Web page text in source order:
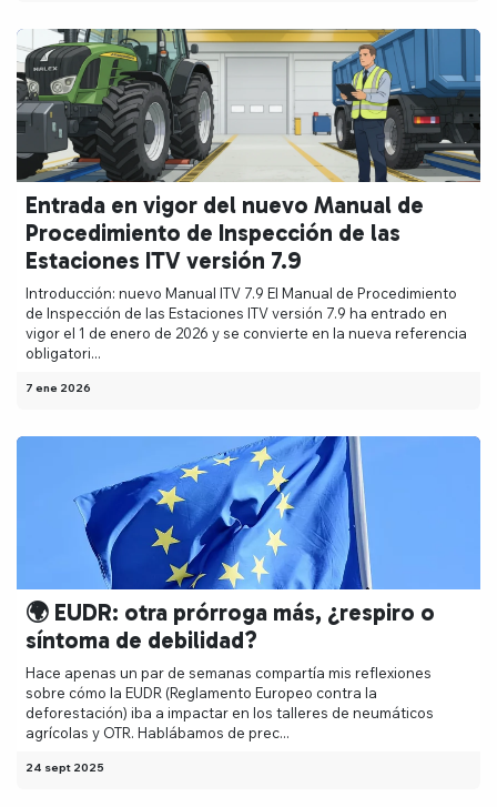
Entrada en vigor del nuevo Manual de
Procedimiento de Inspección de las
Estaciones ITV versión 7.9
Introducción: nuevo Manual ITV 7.9 El Manual de Procedimiento
de Inspección de las Estaciones ITV versión 7.9 ha entrado en
vigor el 1 de enero de 2026 y se convierte en la nueva referencia
obligatori...
7 ene 2026
🌍 EUDR: otra prórroga más, ¿respiro o
síntoma de debilidad?
Hace apenas un par de semanas compartía mis reflexiones
sobre cómo la EUDR (Reglamento Europeo contra la
deforestación) iba a impactar en los talleres de neumáticos
agrícolas y OTR. Hablábamos de prec...
24 sept 2025